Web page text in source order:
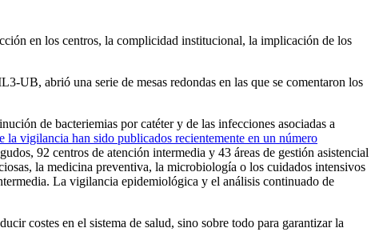
en los centros, la complicidad institucional, la implicación de los
abrió una serie de mesas redondas en las que se comentaron los
de bacteriemias por catéter y de las infecciones asociadas a
la vigilancia han sido publicados recientemente en un número
92 centros de atención intermedia y 43 áreas de gestión asistencial
la medicina preventiva, la microbiología o los cuidados intensivos
La vigilancia epidemiológica y el análisis continuado de
costes en el sistema de salud, sino sobre todo para garantizar la